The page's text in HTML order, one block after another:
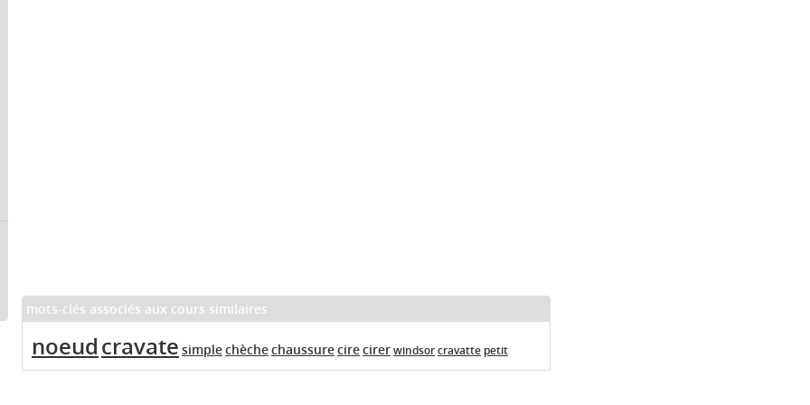
mots-clés associés aux cours similaires
noeudcravate simplechèchechaussurecirecirerwindsorcravatte petit